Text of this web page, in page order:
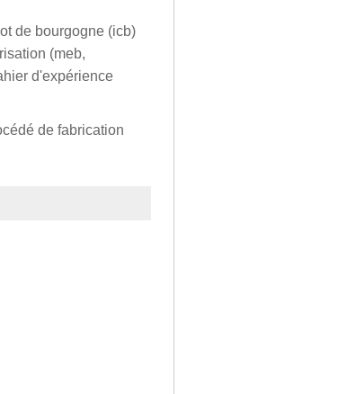
de bourgogne (icb)
(meb,
d'expérience
de fabrication